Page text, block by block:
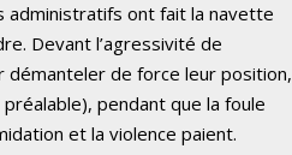
administratifs ont fait la navette
Devant l’agressivité de
démanteler de force leur position,
pendant que la foule
et la violence paient.